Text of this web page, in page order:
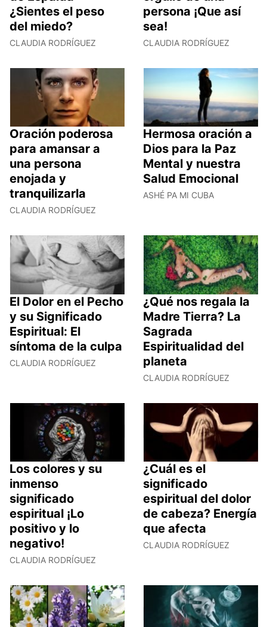
¿Sientes el peso
del miedo?
CLAUDIA RODRÍGUEZ
persona ¡Que así
sea!
CLAUDIA RODRÍGUEZ
Oración poderosa
para amansar a
una persona
enojada y
tranquilizarla
CLAUDIA RODRÍGUEZ
Hermosa oración a
Dios para la Paz
Mental y nuestra
Salud Emocional
ASHÉ PA MI CUBA
El Dolor en el Pecho
y su Significado
Espiritual: El
síntoma de la culpa
CLAUDIA RODRÍGUEZ
¿Qué nos regala la
Madre Tierra? La
Sagrada
Espiritualidad del
planeta
CLAUDIA RODRÍGUEZ
Los colores y su
inmenso
significado
espiritual ¡Lo
positivo y lo
negativo!
CLAUDIA RODRÍGUEZ
¿Cuál es el
significado
espiritual del dolor
de cabeza? Energía
que afecta
CLAUDIA RODRÍGUEZ